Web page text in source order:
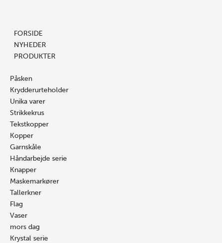
FORSIDE
NYHEDER
PRODUKTER
Påsken
Krydderurteholder
Unika varer
Strikkekrus
Tekstkopper
Kopper
Garnskåle
Håndarbejde serie
Knapper
Maskemarkører
Tallerkner
Flag
Vaser
mors dag
Krystal serie
antal